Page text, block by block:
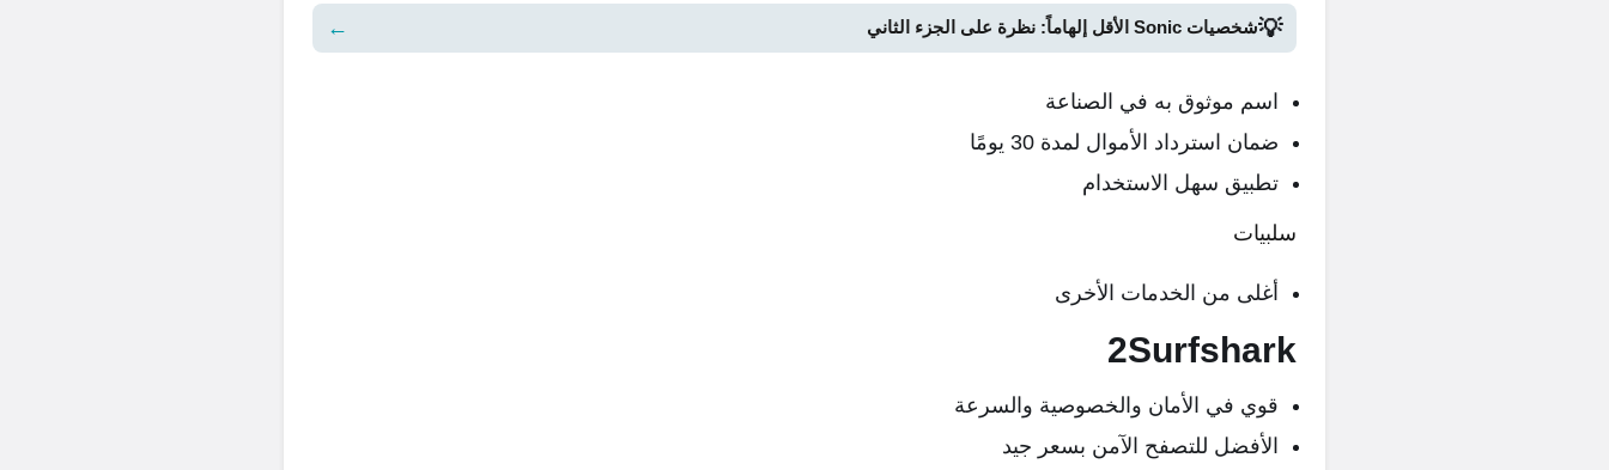
💡شخصيات Sonic الأقل إلهاماً: نظرة على الجزء الثاني ←
اسم موثوق به في الصناعة
ضمان استرداد الأموال لمدة 30 يومًا
تطبيق سهل الاستخدام
سلبيات
أغلى من الخدمات الأخرى
2Surfshark
قوي في الأمان والخصوصية والسرعة
الأفضل للتصفح الآمن بسعر جيد